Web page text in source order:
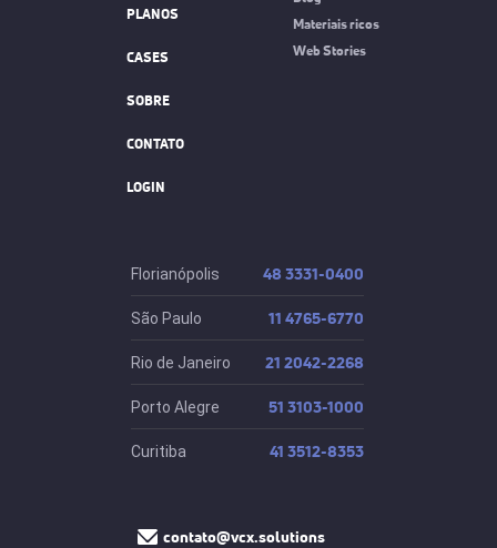
PLANOS
CASES
SOBRE
CONTATO
LOGIN
Materiais ricos
Web Stories
Florianópolis 48 3331-0400
São Paulo 11 4765-6770
Rio de Janeiro 21 2042-2268
Porto Alegre 51 3103-1000
Curitiba 41 3512-8353
contato@vcx.solutions